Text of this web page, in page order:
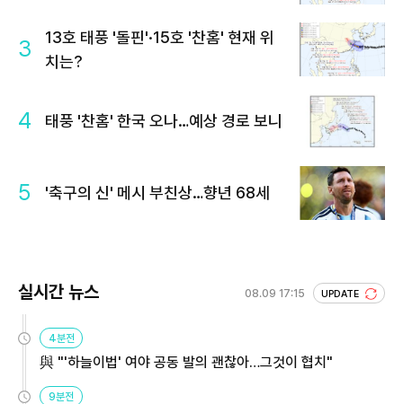
3
13호 태풍 '돌핀'·15호 '찬홈' 현재 위
치는?
4 태풍 '찬홈' 한국 오나…예상 경로 보니
5 '축구의 신' 메시 부친상…향년 68세
실시간 뉴스 08.09 17:15 UPDATE
4분전
與 "'하늘이법' 여야 공동 발의 괜찮아…그것이 협치"
9분전